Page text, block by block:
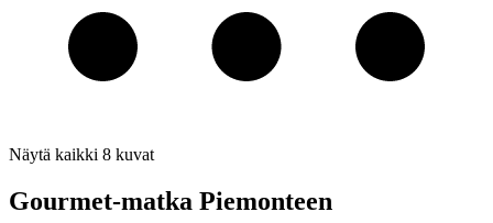
Näytä kaikki 8 kuvat
Gourmet-matka Piemonteen